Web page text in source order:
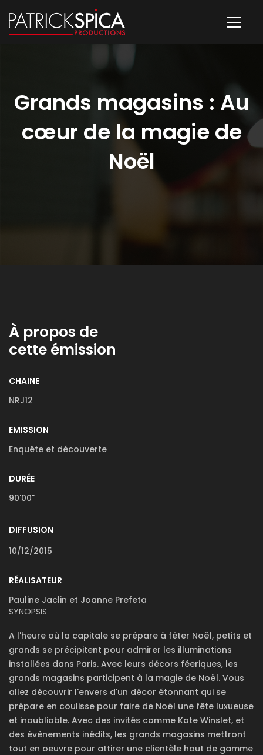
Grands magasins : Au
cœur de la magie de
Noël
À propos de
cette émission
CHAINE
NRJ12
EMISSION
Enquête et découverte
DURÉE
90'00"
DIFFUSION
10/12/2015
RÉALISATEUR
Pauline Jaclin et Joanne Prefeta
SYNOPSIS
A l'heure où la capitale se prépare à fêter Noël, petits et
grands se précipitent pour admirer les illuminations
installées dans Paris. Avec leurs décors féeriques, les
grands magasins participent à la magie de Noël. Vous
allez découvrir l'envers d'un décor étonnant qui se
prépare en coulisse pour faire de Noël une fête luxueuse
et inoubliable. Avec des invités comme Kate Winslet, et
des évènements inédits, les grands magasins mettront
tout en oeuvre pour attirer une clientèle haut de gamme